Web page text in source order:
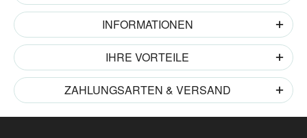
INFORMATIONEN
IHRE VORTEILE
ZAHLUNGSARTEN & VERSAND